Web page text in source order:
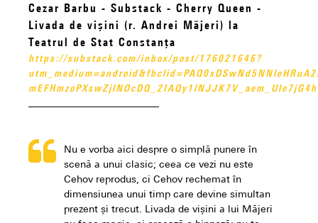
Cezar Barbu - Substack - Cherry Queen -
Livada de vișini (r. Andrei Măjeri) la
Teatrul de Stat Constanța
https://substack.com/inbox/post/176021646?
Nu e vorba aici despre o simplă punere în
scenă a unui clasic; ceea ce vezi nu este
Cehov reprodus, ci Cehov rechemat în
dimensiunea unui timp care devine simultan
prezent și trecut. Livada de vișini a lui Măjeri